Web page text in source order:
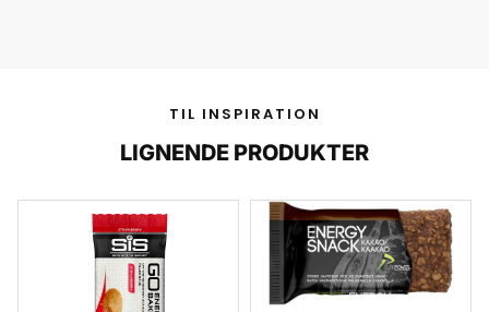
TIL INSPIRATION
LIGNENDE PRODUKTER